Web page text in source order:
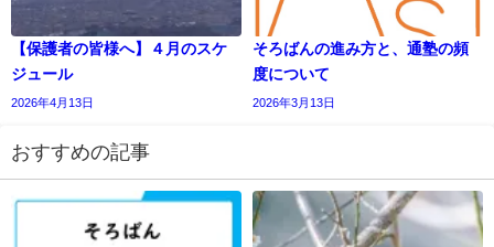
【保護者の皆様へ】４月のスケ
ジュール
2026年4月13日
そろばんの進み方と、通塾の頻
度について
2026年3月13日
おすすめの記事